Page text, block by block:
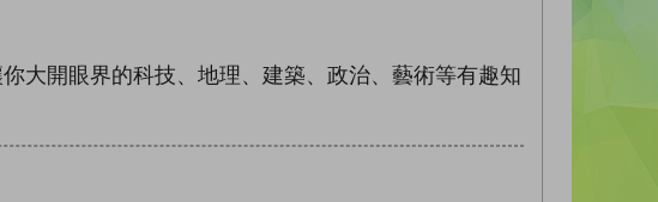
大開眼界的科技、地理、建築、政治、藝術等有趣知